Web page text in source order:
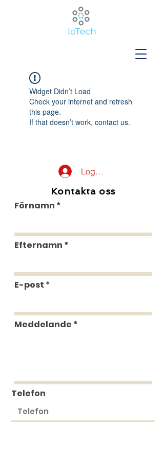
Widget Didn’t Load
Check your internet and refresh
this page.
If that doesn’t work, contact us.
Logga in
Kontakta oss
Förnamn
Efternamn
E-post
Meddelande
Telefon